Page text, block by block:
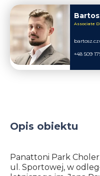
Associate
+48 509
Opis obiektu
Panattoni Park
ul. Sportowej, w